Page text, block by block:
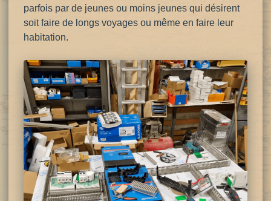
parfois parde jeunes ou moins jeunes qui désirent
soit faire de longs voyages ou même en faire leur
habitation.